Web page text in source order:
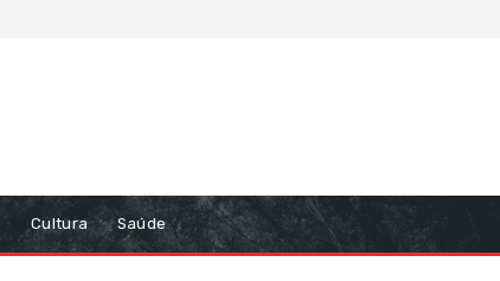
Cultura Saúde